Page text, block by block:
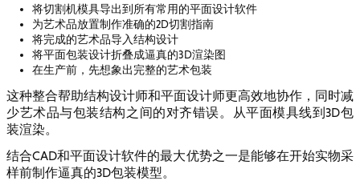
将切割机模具导出到所有常用的平面设计软件
为艺术品放置制作准确的2D切割指南
将完成的艺术品导入结构设计
将平面包装设计折叠成逼真的3D渲染图
在生产前，先想象出完整的艺术包装
这种整合帮助结构设计师和平面设计师更高效地协作，同时减
少艺术品与包装结构之间的对齐错误。从平面模具线到3D包
装渲染。
结合CAD和平面设计软件的最大优势之一是能够在开始实物采
样前制作逼真的3D包装模型。